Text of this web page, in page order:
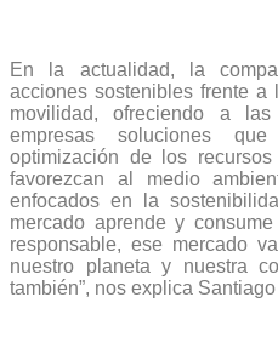
En la actualidad, la
acciones sostenibles frente
movilidad, ofreciendo a
empresas soluciones
optimización de los
favorezcan al medio
enfocados en la
mercado aprende y
responsable, ese mercado
nuestro planeta y nuestra
también”, nos explica